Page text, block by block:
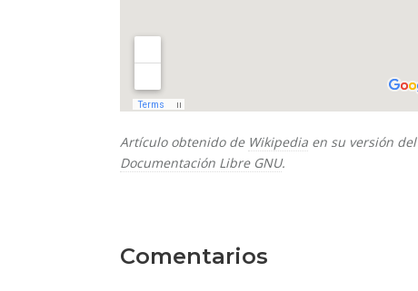
Artículo obtenido de Wikipedia en su versión del
Documentación Libre GNU.
Comentarios